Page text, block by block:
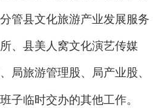
分管县文化旅游产业发展服务
、 县美人窝文化演艺传媒
局旅游管理股、局产业股、
子临时交办的其他工作。